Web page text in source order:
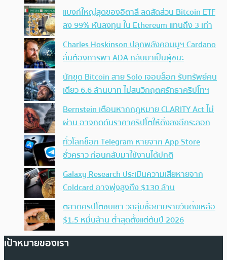
แบงก์ใหญ่สุดของอิตาลี ลดสัดส่วน Bitcoin ETF
ลง 99% หันลงทุน ใน Ethereum แทนถึง 3 เท่า
Charles Hoskinson ปลุกพลังคอมมูฯ Cardano
ลั่นต้องการพา ADA กลับมาเป็นผู้ชนะ
นักขุด Bitcoin สาย Solo เจอบล็อก รับทรัพย์คน
เดียว 6.6 ล้านบาท ไม่สนวิกฤตศรัทธาคริปโทฯ
Bernstein เตือนหากกฎหมาย CLARITY Act ไม่
ผ่าน อาจกดดันราคาคริปโตให้ดิ่งลงอีกระลอก
ทั่วโลกช็อก Telegram หายจาก App Store
ชั่วคราว ก่อนกลับมาใช้งานได้ปกติ
Galaxy Research ประเมินความเสียหายจาก
Coldcard อาจพุ่งสูงถึง $130 ล้าน
ตลาดคริปโตซบเซา วอลุ่มซื้อขายรายวันดิ่งเหลือ
$1.5 หมื่นล้าน ต่ำสุดตั้งแต่ต้นปี 2026
เป้าหมายของเรา